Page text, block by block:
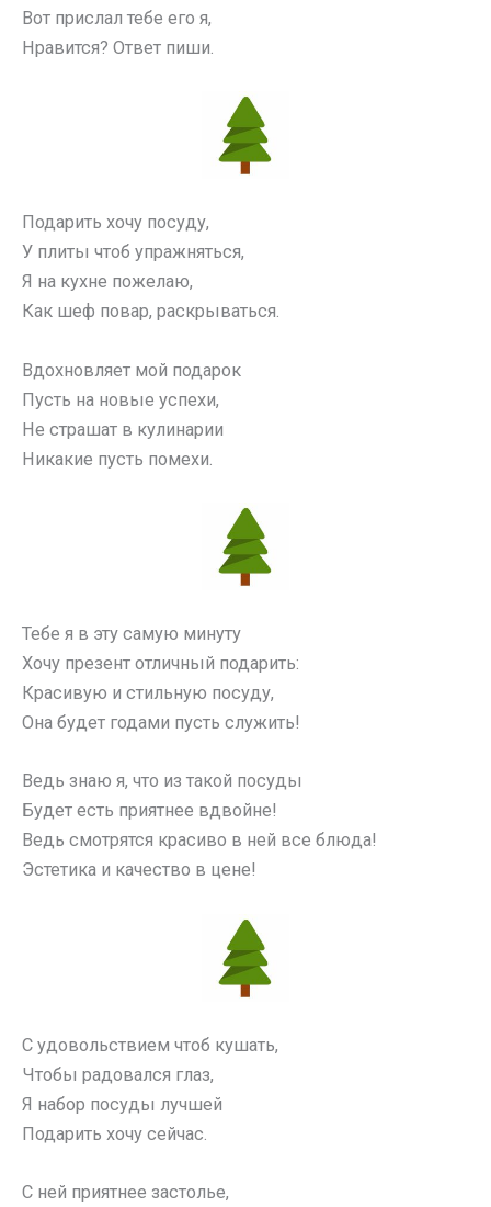
Вот прислал тебе его я,
Нравится? Ответ пиши.
Подарить хочу посуду,
У плиты чтоб упражняться,
Я на кухне пожелаю,
Как шеф повар, раскрываться.
Вдохновляет мой подарок
Пусть на новые успехи,
Не страшат в кулинарии
Никакие пусть помехи.
Тебе я в эту самую минуту
Хочу презент отличный подарить:
Красивую и стильную посуду,
Она будет годами пусть служить!
Ведь знаю я, что из такой посуды
Будет есть приятнее вдвойне!
Ведь смотрятся красиво в ней все блюда!
Эстетика и качество в цене!
С удовольствием чтоб кушать,
Чтобы радовался глаз,
Я набор посуды лучшей
Подарить хочу сейчас.
С ней приятнее застолье,